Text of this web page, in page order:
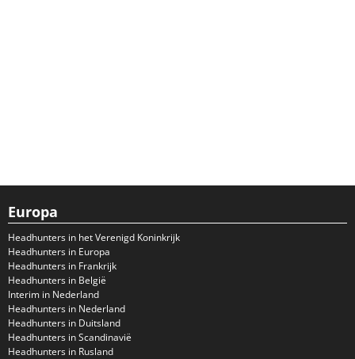
Europa
Headhunters in het Verenigd Koninkrijk
Headhunters in Europa
Headhunters in Frankrijk
Headhunters in België
Interim in Nederland
Headhunters in Nederland
Headhunters in Duitsland
Headhunters in Scandinavië
Headhunters in Rusland